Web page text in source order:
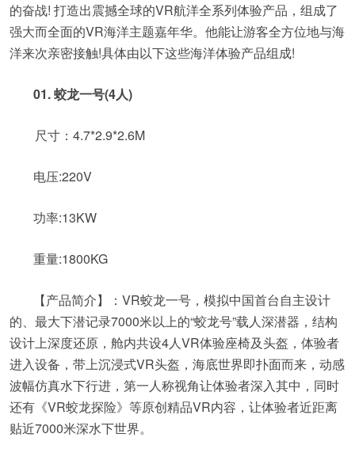
的奋战! 打造出震撼全球的VR航洋全系列体验产品，组成了
强大而全面的VR海洋主题嘉年华。他能让游客全方位地与海
洋来次亲密接触!具体由以下这些海洋体验产品组成!
01. 蛟龙一号(4人)
尺寸：4.7*2.9*2.6M
电压:220V
功率:13KW
重量:1800KG
【产品简介】：VR蛟龙一号，模拟中国首台自主设计
的、最大下潜记录7000米以上的“蛟龙号”载人深潜器，结构
设计上深度还原，舱内共设4人VR体验座椅及头盔，体验者
进入设备，带上沉浸式VR头盔，海底世界即扑面而来，动感
波幅仿真水下行进，第一人称视角让体验者深入其中，同时
还有《VR蛟龙探险》等原创精品VR内容，让体验者近距离
贴近7000米深水下世界。